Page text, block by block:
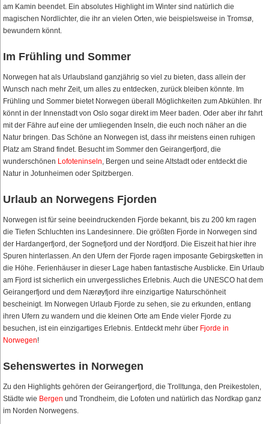
am Kamin beendet. Ein absolutes Highlight im Winter sind natürlich die
magischen Nordlichter, die ihr an vielen Orten, wie beispielsweise in Tromsø,
bewundern könnt.
Im Frühling und Sommer
Norwegen hat als Urlaubsland ganzjährig so viel zu bieten, dass allein der
Wunsch nach mehr Zeit, um alles zu entdecken, zurück bleiben könnte. Im
Frühling und Sommer bietet Norwegen überall Möglichkeiten zum Abkühlen. Ihr
könnt in der Innenstadt von Oslo sogar direkt im Meer baden. Oder aber ihr fahrt
mit der Fähre auf eine der umliegenden Inseln, die euch noch näher an die
Natur bringen. Das Schöne an Norwegen ist, dass ihr meistens einen ruhigen
Platz am Strand findet. Besucht im Sommer den Geirangerfjord, die
wunderschönen Lofoteninseln, Bergen und seine Altstadt oder entdeckt die
Natur in Jotunheimen oder Spitzbergen.
Urlaub an Norwegens Fjorden
Norwegen ist für seine beeindruckenden Fjorde bekannt, bis zu 200 km ragen
die Tiefen Schluchten ins Landesinnere. Die größten Fjorde in Norwegen sind
der Hardangerfjord, der Sognefjord und der Nordfjord. Die Eiszeit hat hier ihre
Spuren hinterlassen. An den Ufern der Fjorde ragen imposante Gebirgsketten in
die Höhe. Ferienhäuser in dieser Lage haben fantastische Ausblicke. Ein Urlaub
am Fjord ist sicherlich ein unvergessliches Erlebnis. Auch die UNESCO hat dem
Geirangerfjord und dem Nærøyfjord ihre einzigartige Naturschönheit
bescheinigt. Im Norwegen Urlaub Fjorde zu sehen, sie zu erkunden, entlang
ihren Ufern zu wandern und die kleinen Orte am Ende vieler Fjorde zu
besuchen, ist ein einzigartiges Erlebnis. Entdeckt mehr über Fjorde in
Norwegen!
Sehenswertes in Norwegen
Zu den Highlights gehören der Geirangerfjord, die Trolltunga, den Preikestolen,
Städte wie Bergen und Trondheim, die Lofoten und natürlich das Nordkap ganz
im Norden Norwegens.